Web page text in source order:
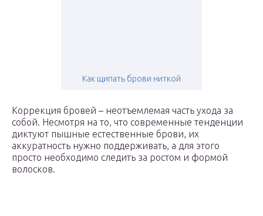
Как щипать брови ниткой
Коррекция бровей – неотъемлемая часть ухода за
собой. Несмотря на то, что современные тенденции
диктуют пышные естественные брови, их
аккуратность нужно поддерживать, а для этого
просто необходимо следить за ростом и формой
волосков.